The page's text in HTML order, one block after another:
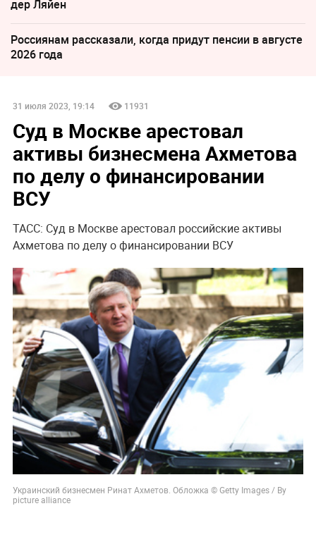
дер Ляйен
Россиянам рассказали, когда придут пенсии в августе
2026 года
31 июля 2023, 19:14 11931
Суд в Москве арестовал
активы бизнесмена Ахметова
по делу о финансировании
ВСУ
ТАСС: Суд в Москве арестовал российские активы
Ахметова по делу о финансировании ВСУ
Украинский бизнесмен Ринат Ахметов. Обложка © Getty Images / By
picture alliance